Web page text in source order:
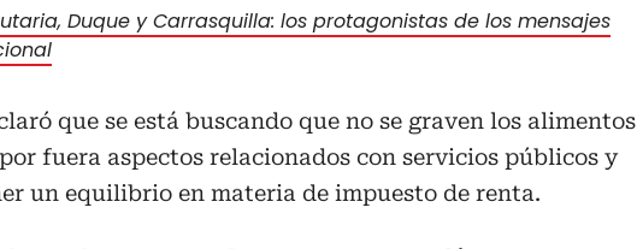
Duque y Carrasquilla: los protagonistas de los mensajes
que se está buscando que no se graven los alimentos
fuera aspectos relacionados con servicios públicos y
un equilibrio en materia de impuesto de renta.